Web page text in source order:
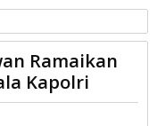
Menembak Piala
Ramaikan
Kapolri